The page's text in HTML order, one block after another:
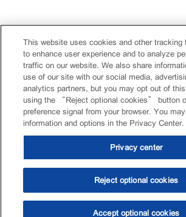
This website uses cookies and other tracking
to enhance user experience and to analyze
traffic on our website. We also share
use of our site with our social media,
analytics partners, but you may opt out of
using the “Reject optional cookies” button
preference signal from your browser. You
information and options in the Privacy Center.
Privacy center
Reject optional cookies
Accept optional cookies